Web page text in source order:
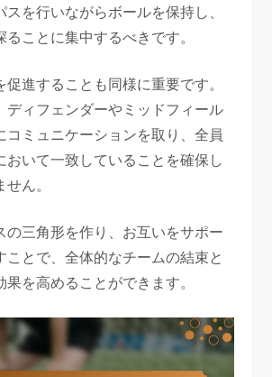
を行いながらボールを保持し、
ことに集中するべきです。
進することも同様に重要です。
ディフェンダーやミッドフィール
コミュニケーションを取り、全員
おいて一致していることを確保し
ん。
の三角形を作り、お互いをサポー
ことで、全体的なチームの結束と
を高めることができます。